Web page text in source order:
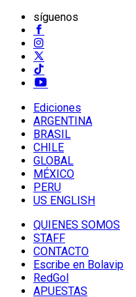
síguenos
Ediciones
ARGENTINA
BRASIL
CHILE
GLOBAL
MÉXICO
PERU
US ENGLISH
QUIENES SOMOS
STAFF
CONTACTO
Escribe en Bolavip
RedGol
APUESTAS